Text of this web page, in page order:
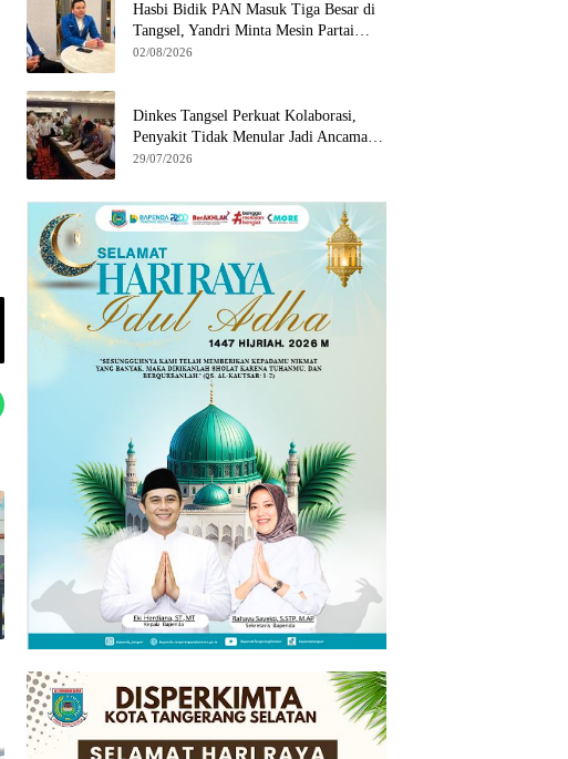
Hasbi Bidik PAN Masuk Tiga Besar di
Tangsel, Yandri Minta Mesin Partai
Bergerak
02/08/2026
Dinkes Tangsel Perkuat Kolaborasi,
Penyakit Tidak Menular Jadi Ancaman
Utama
29/07/2026